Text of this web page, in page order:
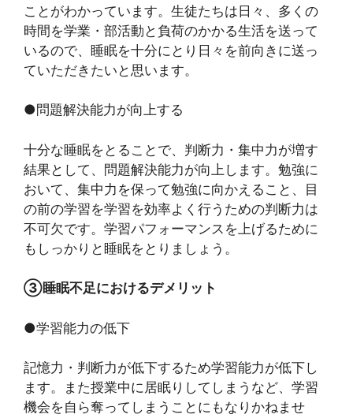
ことがわかっています。生徒たちは日々、多くの
時間を学業・部活動と負荷のかかる生活を送って
いるので、睡眠を十分にとり日々を前向きに送っ
ていただきたいと思います。
●問題解決能力が向上する
十分な睡眠をとることで、判断力・集中力が増す
結果として、問題解決能力が向上します。勉強に
おいて、集中力を保って勉強に向かえること、目
の前の学習を学習を効率よく行うための判断力は
不可欠です。学習パフォーマンスを上げるために
もしっかりと睡眠をとりましょう。
③睡眠不足におけるデメリット
●学習能力の低下
記憶力・判断力が低下するため学習能力が低下し
ます。また授業中に居眠りしてしまうなど、学習
機会を自ら奪ってしまうことにもなりかねませ